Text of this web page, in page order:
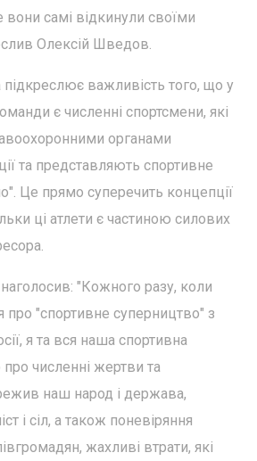
вони самі відкинули своїми
Олексій Шведов.
підкреслює важливість того, що у
є численні спортсмени, які
органами
та представляють спортивне
Це прямо суперечить концепції
ці атлети є частиною силових
"Кожного разу, коли
про "спортивне суперництво" з
я та вся наша спортивна
про численні жертви та
наш народ і держава,
і сіл, а також поневіряння
жахливі втрати, які